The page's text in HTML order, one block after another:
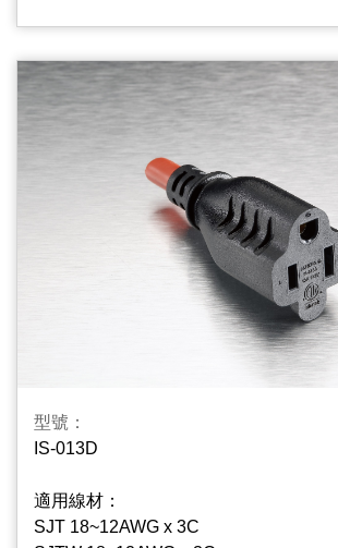
型號：
IS-013D
適用線材：
SJT 18~12AWG x 3C